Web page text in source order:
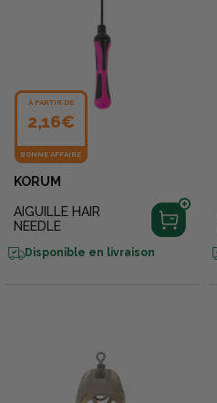
À PARTIR DE
2,16€
BONNE AFFAIRE
KORUM
AIGUILLE HAIR
NEEDLE
Disponible en livraison